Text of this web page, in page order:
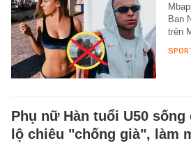
Ban
trên
Phụ nữ Hàn tuổi U50
lộ chiêu "chống già", làm